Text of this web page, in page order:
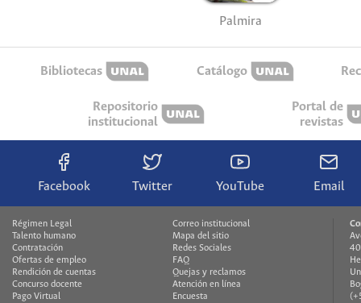
Palmira
Bibliotecas Catálogo
Repositorio
institucional
Portal de
revistas
Facebook Twitter YouTube Email
Régimen Legal
Talento humano
Contratación
Ofertas de empleo
Rendición de cuentas
Concurso docente
Pago Virtual
Correo institucional
Mapa del sitio
Redes Sociales
FAQ
Quejas y reclamos
Atención en línea
Encuesta